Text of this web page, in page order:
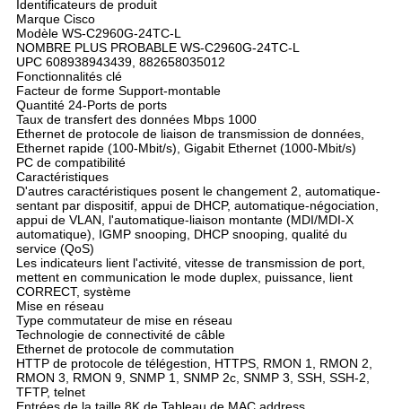
Identificateurs de produit
Marque Cisco
Modèle WS-C2960G-24TC-L
NOMBRE PLUS PROBABLE WS-C2960G-24TC-L
UPC 608938943439, 882658035012
Fonctionnalités clé
Facteur de forme Support-montable
Quantité 24-Ports de ports
Taux de transfert des données Mbps 1000
Ethernet de protocole de liaison de transmission de données,
Ethernet rapide (100-Mbit/s), Gigabit Ethernet (1000-Mbit/s)
PC de compatibilité
Caractéristiques
D'autres caractéristiques posent le changement 2, automatique-
sentant par dispositif, appui de DHCP, automatique-négociation,
appui de VLAN, l'automatique-liaison montante (MDI/MDI-X
automatique), IGMP snooping, DHCP snooping, qualité du
service (QoS)
Les indicateurs lient l'activité, vitesse de transmission de port,
mettent en communication le mode duplex, puissance, lient
CORRECT, système
Mise en réseau
Type commutateur de mise en réseau
Technologie de connectivité de câble
Ethernet de protocole de commutation
HTTP de protocole de télégestion, HTTPS, RMON 1, RMON 2,
RMON 3, RMON 9, SNMP 1, SNMP 2c, SNMP 3, SSH, SSH-2,
TFTP, telnet